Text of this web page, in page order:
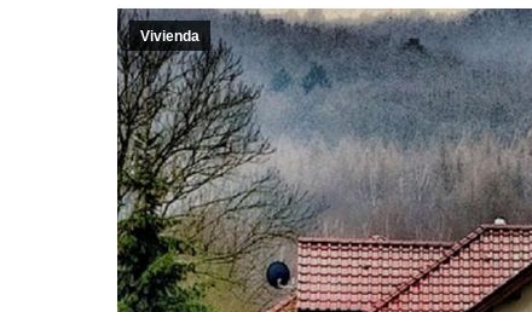
Vivienda